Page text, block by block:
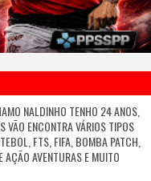
NALDINHO TENHO 24 ANOS,
VÃO ENCONTRA VÁRIOS TIPOS
FTS, FIFA, BOMBA PATCH,
AÇÃO AVENTURAS E MUITO